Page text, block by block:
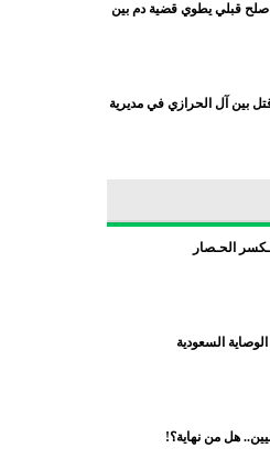
صلح قبلي يطوي قضية دم بين
بين آل الحرازي في مديرية
الحـصار
هل من نهاية؟!